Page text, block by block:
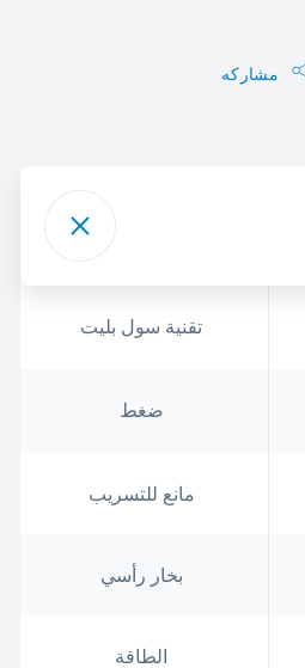
مشاركه
تقنية سول بليت
ضغط
مانع للتسريب
بخار رأسي
الطاقة